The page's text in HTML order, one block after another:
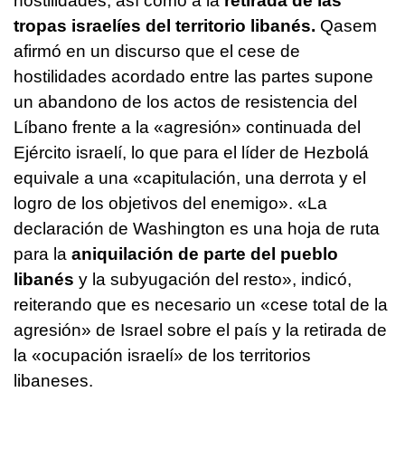
tropas israelíes del territorio libanés. Qasem
afirmó en un discurso que el cese de
hostilidades acordado entre las partes supone
un abandono de los actos de resistencia del
Líbano frente a la «agresión» continuada del
Ejército israelí, lo que para el líder de Hezbolá
equivale a una «capitulación, una derrota y el
logro de los objetivos del enemigo». «La
declaración de Washington es una hoja de ruta
para la aniquilación de parte del pueblo
libanés y la subyugación del resto», indicó,
reiterando que es necesario un «cese total de la
agresión» de Israel sobre el país y la retirada de
la «ocupación israelí» de los territorios
libaneses.